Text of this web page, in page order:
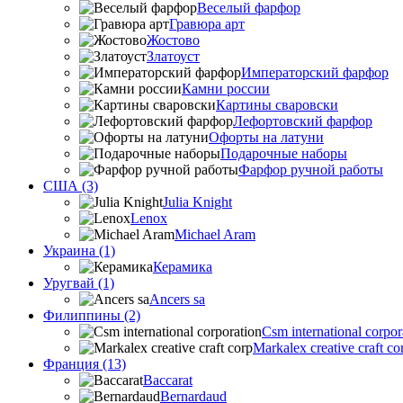
Веселый фарфор
Гравюра арт
Жостово
Златоуст
Императорский фарфор
Камни россии
Картины сваровски
Лефортовский фарфор
Офорты на латуни
Подарочные наборы
Фарфор ручной работы
США (3)
Julia Knight
Lenox
Michael Aram
Украина (1)
Керамика
Уругвай (1)
Ancers sa
Филиппины (2)
Csm international
Markalex creative craft
Франция (13)
Baccarat
Bernardaud